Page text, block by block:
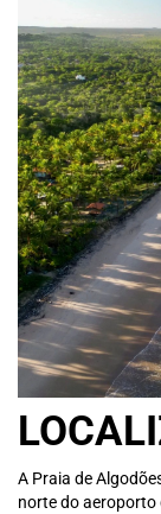
A Praia de
nortedo aeroporto